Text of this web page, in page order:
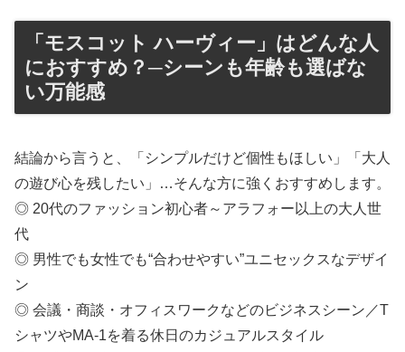
「モスコット ハーヴィー」はどんな人
におすすめ？─シーンも年齢も選ばな
い万能感
結論から言うと、「シンプルだけど個性もほしい」「大人
の遊び心を残したい」…そんな方に強くおすすめします。
◎ 20代のファッション初心者～アラフォー以上の大人世
代
◎ 男性でも女性でも“合わせやすい”ユニセックスなデザイ
ン
◎ 会議・商談・オフィスワークなどのビジネスシーン／T
シャツやMA-1を着る休日のカジュアルスタイル